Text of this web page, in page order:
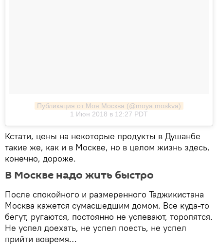
Публикация от Моя Москва (@moya.moskva)
1 Июн 2018 в 12:27 PDT
Кстати, цены на некоторые продукты в Душанбе
такие же, как и в Москве, но в целом жизнь здесь,
конечно, дороже.
В Москве надо жить быстро
После спокойного и размеренного Таджикистана
Москва кажется сумасшедшим домом. Все куда-то
бегут, ругаются, постоянно не успевают, торопятся.
Не успел доехать, не успел поесть, не успел
прийти вовремя…